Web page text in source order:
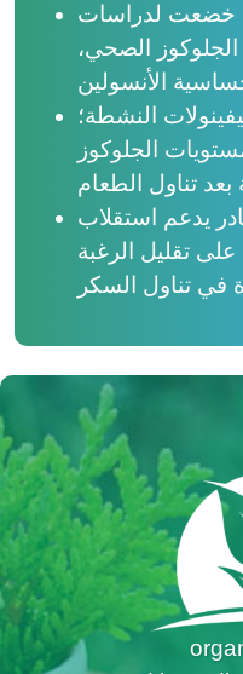
خضعت لدراسات
الصحي،
الأنسولين
النشطة؛
الجلوكوز
بعد تناول الطعام
يدعم استقلاب
تقليل الرغبة
في تناول السكر